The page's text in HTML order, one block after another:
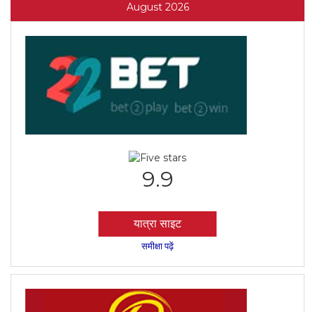
August 2026
9.9
यात्रा साइट
समीक्षा पढ़ें